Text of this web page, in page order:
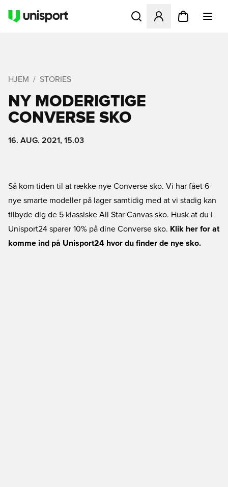
Åbner en Modal til at
HJEM STORIES
NY MODERIGTIGE
CONVERSE SKO
16. AUG. 2021, 15.03
Så kom tiden til at række nye Converse sko. Vi har fået 6
nye smarte modeller på lager samtidig med at vi stadig kan
tilbyde dig de 5 klassiske All Star Canvas sko. Husk at du i
Unisport24 sparer 10% på dine Converse sko. Klik her for at
komme ind på Unisport24 hvor du finder de nye sko.